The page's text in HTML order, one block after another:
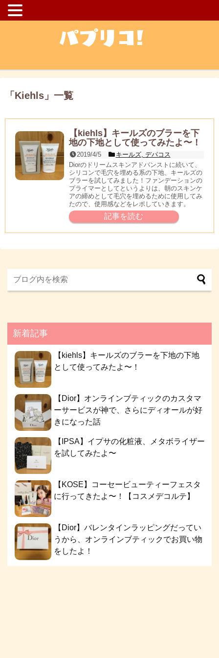
「 Kiehls 」 一覧
【kiehls】キールズのブラーを下
地の下地として使ってみたよ〜！
2019/4/5 キールズ, デパコス
Diorのドリームスキンアドバンストに続いて、
シリコンで毛穴を埋める系の下地、キールズの
ブラーを試してみました！ファンデーションの
プライマーとしてというよりは、朝のスキンケ
アの締めとして毛穴を埋めるために使用してみ
たので、使用感などをレポしていきます。
記事を読む
新着記事
【kiehls】キールズのブラーを下地の下地
として使ってみたよ〜！
【Dior】オンラインブティックのカスタマ
ーサービスが神で、さらにディオールが好
きになった話
【IPSA】イプサの化粧液、メタボライザー
を試してみたよ〜
【KOSE】コーセービューティーフェスタ
に行ってきたよ〜！【コスメデコルテ】
【Dior】バレンタインラッピングだってい
うから、オンラインブティックでお買い物
をしたよ！